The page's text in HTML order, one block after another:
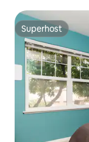
Superhost
Superhost